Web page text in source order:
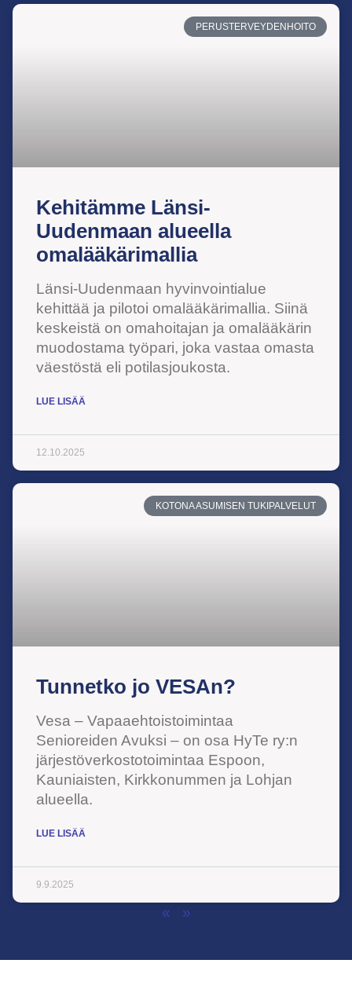
PERUSTERVEYDENHOITO
Kehitämme Länsi-
Uudenmaan alueella
omalääkärimallia
Länsi-Uudenmaan hyvinvointialue
kehittää ja pilotoi omalääkärimallia. Siinä
keskeistä on omahoitajan ja omalääkärin
muodostama työpari, joka vastaa omasta
väestöstä eli potilasjoukosta.
LUE LISÄÄ
12.10.2025
KOTONA ASUMISEN TUKIPALVELUT
Tunnetko jo VESAn?
Vesa – Vapaaehtoistoimintaa
Senioreiden Avuksi – on osa HyTe ry:n
järjestöverkostotoimintaa Espoon,
Kauniaisten, Kirkkonummen ja Lohjan
alueella.
LUE LISÄÄ
9.9.2025
« »